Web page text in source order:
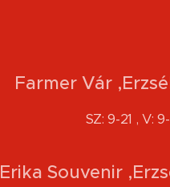
Farmer Vár
SZ: 9-21 , V:
Erika Souvenir